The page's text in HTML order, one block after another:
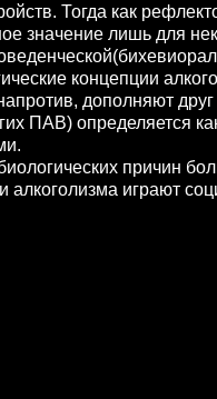
Тогда как
значение лишь для
концепции
дополняют
ПАВ) определяется
причин
алкоголизма играют